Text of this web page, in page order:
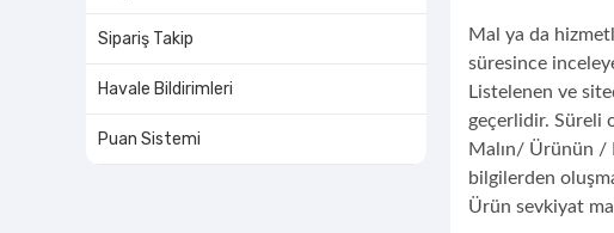
Sipariş Takip
Havale Bildirimleri
Puan Sistemi
Mal ya da
süresince
Listelenen ve
geçerlidir. Süreli
Malın/ Ürünün /
bilgilerden
Ürün sevkiyat